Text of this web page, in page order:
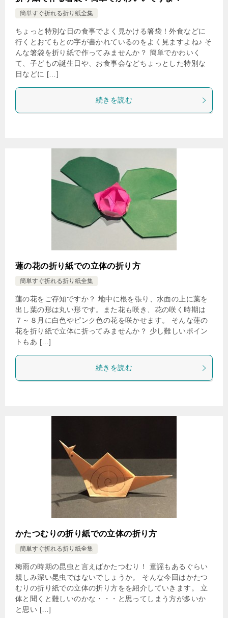
簡単すぐ折れる折り紙全集
ちょっと特別な日の食事でよく見かける箸袋！外食などに
行くとおてもとの字が書かれているのをよく見ますよね♪ そ
んな箸袋を折り紙で作ってみませんか？ 簡単でかわいく
て、子どもの誕生日や、お食事会などちょっとした特別な
日などに […]
続きを読む
蓮の花の折り紙での立体の折り方
簡単すぐ折れる折り紙全集
蓮の花をご存知ですか？ 地中に根を張り、水面の上に葉を
出し葉の形は丸い形です。また花も咲き、花の咲く時期は
７～８月に白色やピンク色の花を咲かせます。 そんな蓮の
花を折り紙で立体に折ってみませんか？ 少し難しいポイン
トもあ […]
続きを読む
かたつむりの折り紙での立体の折り方
簡単すぐ折れる折り紙全集
梅雨の時期の昆虫と言えばかたつむり！ 童謡もあるぐらい
親しみ深い昆虫ではないでしょうか。 そんな今回はかたつ
むりの折り紙での立体の折り方をを紹介していきます。 立
体と聞くと難しいのかな・・・と思ってしまう方が多いか
と思い […]